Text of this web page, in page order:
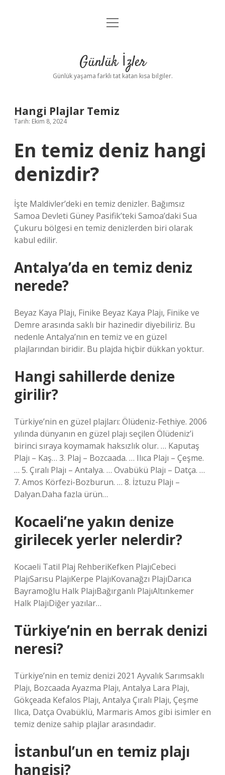
Anasayfa
Yasal Uyarı
menüyü
Günlük İzler
Günlük yaşama farklı tat katan kısa bilgiler.
Hangi Plajlar Temiz
Tarih: Ekim 8, 2024
En temiz deniz hangi
denizdir?
İşte Maldivler’deki en temiz denizler. Bağımsız
Samoa Devleti Güney Pasifik’teki Samoa’daki Sua
Çukuru bölgesi en temiz denizlerden biri olarak
kabul edilir.
Antalya’da en temiz deniz
nerede?
Beyaz Kaya Plajı, Finike Beyaz Kaya Plajı, Finike ve
Demre arasında saklı bir hazinedir diyebiliriz. Bu
nedenle Antalya’nın en temiz ve en güzel
plajlarından biridir. Bu plajda hiçbir dükkan yoktur.
Hangi sahillerde denize
girilir?
Türkiye’nin en güzel plajları: Ölüdeniz-Fethiye. 2006
yılında dünyanın en güzel plajı seçilen Ölüdeniz’i
birinci sıraya koymamak haksızlık olur. … Kaputaş
Plajı – Kaş… 3. Plaj – Bozcaada. … Ilıca Plajı – Çeşme.
… 5. Çıralı Plajı – Antalya. … Ovabükü Plajı – Datça. …
7. Amos Körfezi-Bozburun. … 8. İztuzu Plajı –
Dalyan.Daha fazla ürün…
Kocaeli’ne yakın denize
girilecek yerler nelerdir?
Kocaeli Tatil Plaj RehberiKefken PlajıCebeci
PlajıSarısu PlajıKerpe PlajıKovanağzı PlajıDarıca
Bayramoğlu Halk PlajıBağırganlı PlajıAltınkemer
Halk PlajıDiğer yazılar…
Türkiye’nin en berrak denizi
neresi?
Türkiye’nin en temiz denizi 2021 Ayvalık Sarımsaklı
Plajı, Bozcaada Ayazma Plajı, Antalya Lara Plajı,
Gökçeada Kefalos Plajı, Antalya Çıralı Plajı, Çeşme
Ilıca, Datça Ovabüklü, Marmaris Amos gibi isimler en
temiz denize sahip plajlar arasındadır.
İstanbul’un en temiz plajı
hangisi?